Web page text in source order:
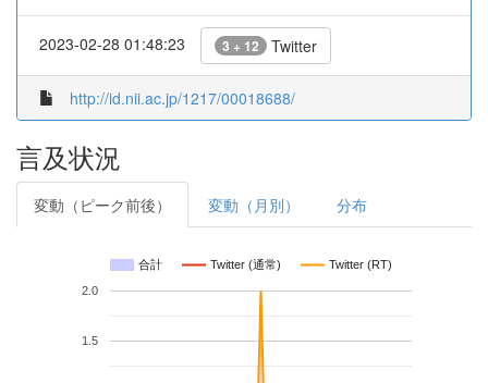
2023-02-28 01:48:23 3 + 12 Twitter
http://id.nii.ac.jp/1217/00018688/
言及状況
変動（ピーク前後） 変動（月別） 分布
合計 Twitter (通常) Twitter (RT)
1.5
2.0